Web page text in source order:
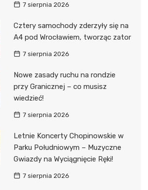
7 sierpnia 2026
Cztery samochody zderzyły się na
A4 pod Wrocławiem, tworząc zator
7 sierpnia 2026
Nowe zasady ruchu na rondzie
przy Granicznej – co musisz
wiedzieć!
7 sierpnia 2026
Letnie Koncerty Chopinowskie w
Parku Południowym – Muzyczne
Gwiazdy na Wyciągnięcie Ręki!
7 sierpnia 2026